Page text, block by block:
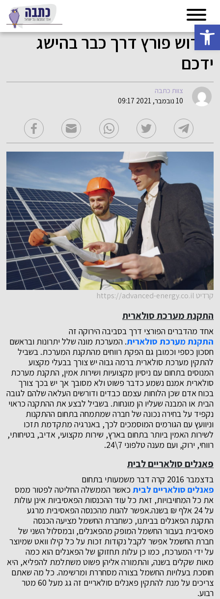
פתח סרגל נגישות
חידוש פורץ דרך כבר בהישג
ידכם
צוות כתבה
10 נובמבר, 2021 09:17
קרדיט https://advanced-energy.co.il
התקנת מערכת סולארית
אחד מהדברים הפורצי דרך בסביבה הירוקה זה
התקנת מערכת סולארית. המערכת מונה שלל יתרונות ובראשם
חסכון כספי וכמובן גם הפקת רווחים מהתקנת המערכת. בשביל
להתקין מערכת סולארית ברמה גבוה יש צורך בבעלי מקצוע
המנוסים בתחום עם ניסיון מקצועיות ושירות אמין, התקנת מערכת
סולארית אמנם נשמע כדבר פשוט ולא מסובך אך יש בכך צורך
בכוח אדם שכן הלוחות עצמם כבדים ודורשים העלאה שלהם לגובה
הבית או המבנה שעליו הן מונחות. בשביל לבצע את ההתקנה כראוי
נקפיד על בחירה נכונה של חברה שמתמחה בתחום ההתקנות
וניוועץ עם הגורמים המוסמכים לכך, באנרגיה מתקדמת תזכו
לשירות האמין ביותר בתחום בארץ, שירות מקצועי, אדיב, בטיחותי,
רווחי, ירוק, ועם מענה טלפוני 7\24.
פאנלים סולאריים לבית
בדצמבר 2016 קרה דבר משמעותי בתחום
פאנלים סולאריים לביתכאשר הממשלה החליטה לפטור ממס
את כל המחויבויות, זאת כל עוד ההכנסות הפאסיביות אינן עולות
על 24 אלף ₪ בשנה.אפשר להנות מהכנסה הפאסיבית מרגע
התקנת הפאנלים בביתנו, כשחברת החשמל מציעה הכנסה
פאסיבית בעבור החשמל המופק מהפאנלים, ובמסלול השני של
חברת החשמל אפשר לקבל נקודות זכות על כל קילו וואט שמיוצר
על ידי המערכת, כמו כן עלות תחזוקן של הפאנלים הוא כמה
מאות שקלים בשנה, והתמורה אליהן פשוט משתלמת להפליא, היא
חוסכת בעלויות החשמל בצורה מסחררת ומרשימה. כל מה שאתם
צריכים על מנת להתקין פאנלים סולאריים זה גג מעל 60 מטר
רבוע.